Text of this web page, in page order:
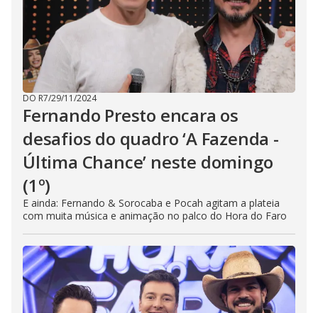
DO R7/29/11/2024
Fernando Presto encara os
desafios do quadro ‘A Fazenda -
Última Chance’ neste domingo
(1º)
E ainda: Fernando & Sorocaba e Pocah agitam a plateia
com muita música e animação no palco do Hora do Faro